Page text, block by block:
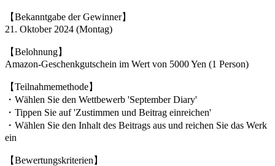
【Bekanntgabe der Gewinner】
21. Oktober 2024 (Montag)
【Belohnung】
Amazon-Geschenkgutschein im Wert von 5000 Yen (1 Person)
【Teilnahmemethode】
・Wählen Sie den Wettbewerb 'September Diary'
・Tippen Sie auf 'Zustimmen und Beitrag einreichen'
・Wählen Sie den Inhalt des Beitrags aus und reichen Sie das Werk
ein
【Bewertungskriterien】